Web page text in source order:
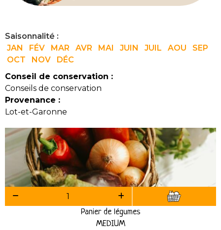
Saisonnalité :
JAN
FÉV MAR AVR MAI JUIN JUIL AOU
SEP
OCT
NOV
DÉC
Conseil de conservation :
Conseils de conservation
Provenance :
Lot-et-Garonne
Panier de légumes
MEDIUM